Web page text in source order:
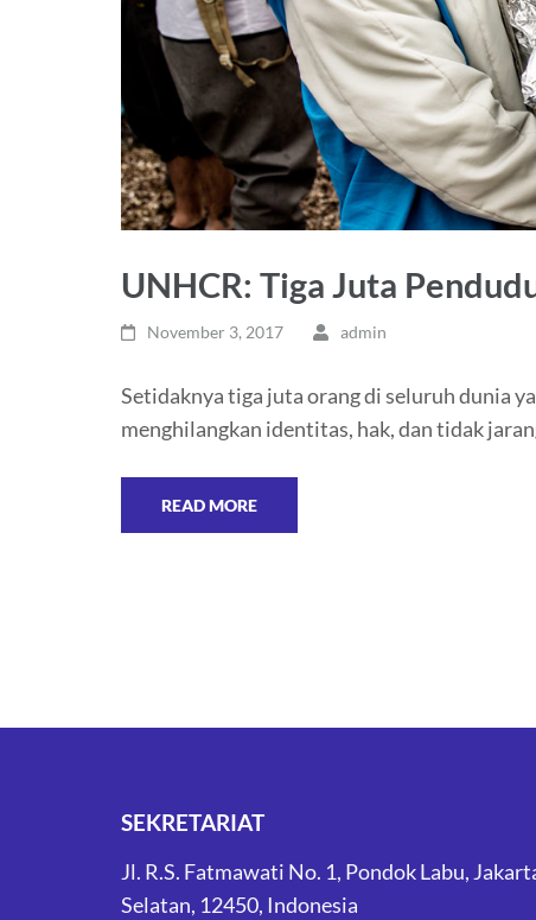
UNHCR: Tiga Juta
November 3, 2017 admin
Setidaknya tiga juta orang di seluruh dunia
menghilangkan identitas, hak, dan tidak
READ MORE
SEKRETARIAT
Jl. R.S. Fatmawati No. 1, Pondok Labu,
Selatan, 12450, Indonesia